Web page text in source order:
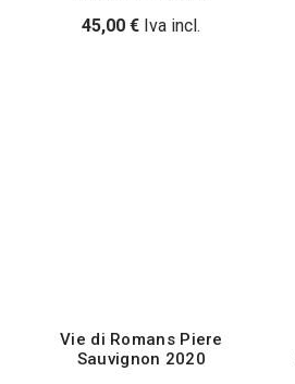
45,00€ Iva incl.
Vie di Romans Piere
Sauvignon 2020